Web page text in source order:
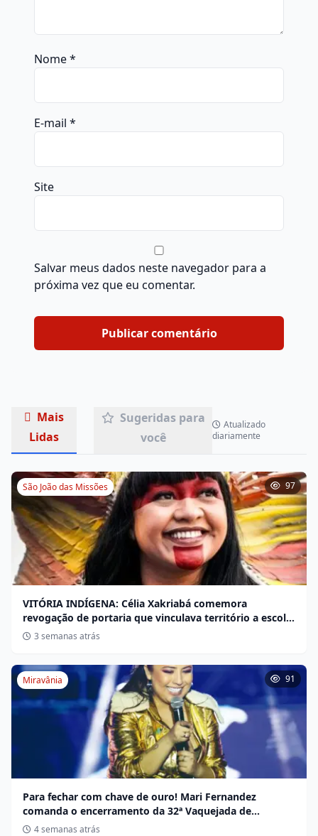
Nome*
E-mail *
Site
Salvar meus dados neste navegador para a
próxima vez que eu comentar.
Mais
Lidas
Sugeridas para
você
Atualizado
diariamente
São João das Missões 97
VITÓRIA INDÍGENA: Célia Xakriabá comemora
revogação de portaria que vinculava território a escola
não indígena
3 semanas atrás
Miravânia 91
Para fechar com chave de ouro! Mari Fernandez
comanda o encerramento da 32ª Vaquejada de
Miravânia hoje
4 semanas atrás